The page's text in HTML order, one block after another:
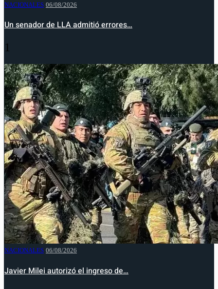
NACIONALES 06/08/2026
Un senador de LLA admitió errores…
1
NACIONALES 06/08/2026
Javier Milei autorizó el ingreso de…